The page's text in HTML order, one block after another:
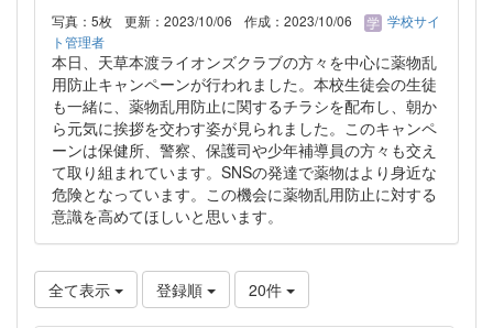
写真：5枚 更新：2023/10/06 作成：2023/10/06
学校サイ
ト管理者
本日、天草本渡ライオンズクラブの方々を中心に薬物乱
用防止キャンペーンが行われました。本校生徒会の生徒
も一緒に、薬物乱用防止に関するチラシを配布し、朝か
ら元気に挨拶を交わす姿が見られました。このキャンペ
ーンは保健所、警察、保護司や少年補導員の方々も交え
て取り組まれています。SNSの発達で薬物はより身近な
危険となっています。この機会に薬物乱用防止に対する
意識を高めてほしいと思います。
全て表示 登録順 20件